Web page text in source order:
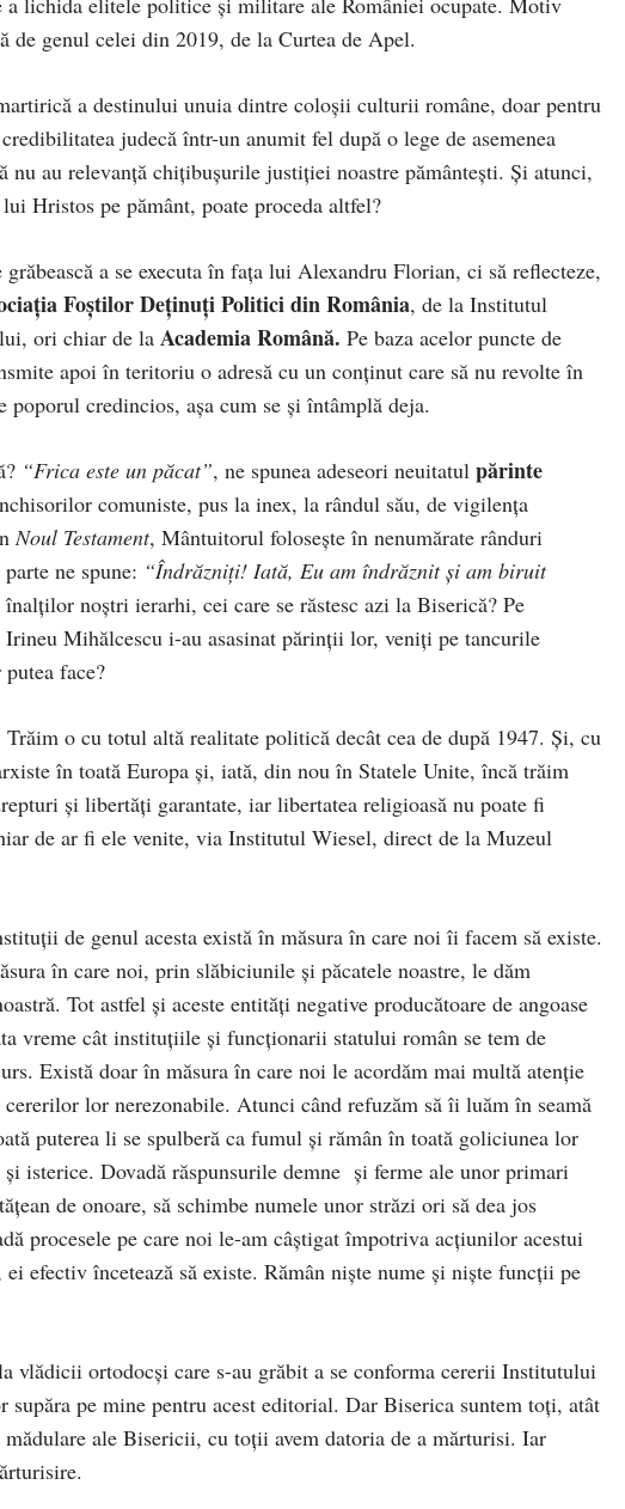
de genul celei din 2019, de la Curtea de Apel.
a destinului unuia dintre coloșii culturii române, doar pentru
judecă într-un anumit fel după o lege de asemenea
nu au relevanță chițibușurile justiției noastre pământești. Și atunci,
Hristos pe pământ, poate proceda altfel?
a se executa în fața lui Alexandru Florian, ci să reflecteze,
Foștilor Deținuți Politici din România, de la Institutul
ori chiar de la Academia Română. Pe baza acelor puncte de
apoi în teritoriu o adresă cu un conținut care să nu revolte în
credincios, așa cum se și întâmplă deja.
“Frica este un păcat”, ne spunea adeseori neuitatul părinte
comuniste, pus la inex, la rândul său, de vigilența
Noul Testament, Mântuitorul folosește în nenumărate rânduri
ne spune: “Îndrăzniți! Iată, Eu am îndrăznit și am biruit
noștri ierarhi, cei care se răstesc azi la Biserică? Pe
Mihălcescu i-au asasinat părinții lor, veniți pe tancurile
face?
o cu totul altă realitate politică decât cea de după 1947. Și, cu
în toată Europa și, iată, din nou în Statele Unite, încă trăim
și libertăți garantate, iar libertatea religioasă nu poate fi
de ar fi ele venite, via Institutul Wiesel, direct de la Muzeul
de genul acesta există în măsura în care noi îi facem să existe.
în care noi, prin slăbiciunile și păcatele noastre, le dăm
Tot astfel și aceste entități negative producătoare de angoase
vreme cât instituțiile și funcționarii statului român se tem de
Există doar în măsura în care noi le acordăm mai multă atenție
lor nerezonabile. Atunci când refuzăm să îi luăm în seamă
puterea li se spulberă ca fumul și rămân în toată goliciunea lor
isterice. Dovadă răspunsurile demne și ferme ale unor primari
de onoare, să schimbe numele unor străzi ori să dea jos
procesele pe care noi le-am câștigat împotriva acțiunilor acestui
efectiv încetează să existe. Rămân niște nume și niște funcții pe
vlădicii ortodocși care s-au grăbit a se conforma cererii Institutului
pe mine pentru acest editorial. Dar Biserica suntem toți, atât
ale Bisericii, cu toții avem datoria de a mărturisi. Iar